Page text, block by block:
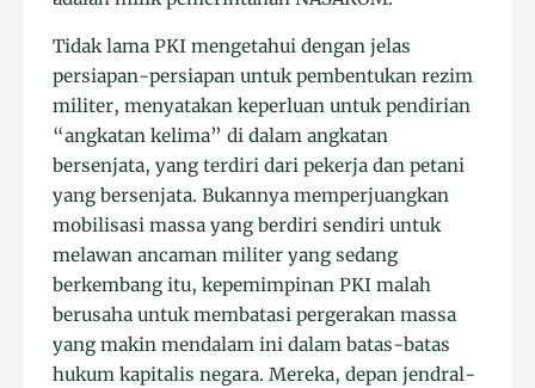
Tidak lama PKI mengetahui dengan jelas
persiapan-persiapan untuk pembentukan rezim
militer, menyatakan keperluan untuk pendirian
“angkatan kelima” di dalam angkatan
bersenjata, yang terdiri dari pekerja dan petani
yang bersenjata. Bukannya memperjuangkan
mobilisasi massa yang berdiri sendiri untuk
melawan ancaman militer yang sedang
berkembang itu, kepemimpinan PKI malah
berusaha untuk membatasi pergerakan massa
yang makin mendalam ini dalam batas-batas
hukum kapitalis negara. Mereka, depan jendral-